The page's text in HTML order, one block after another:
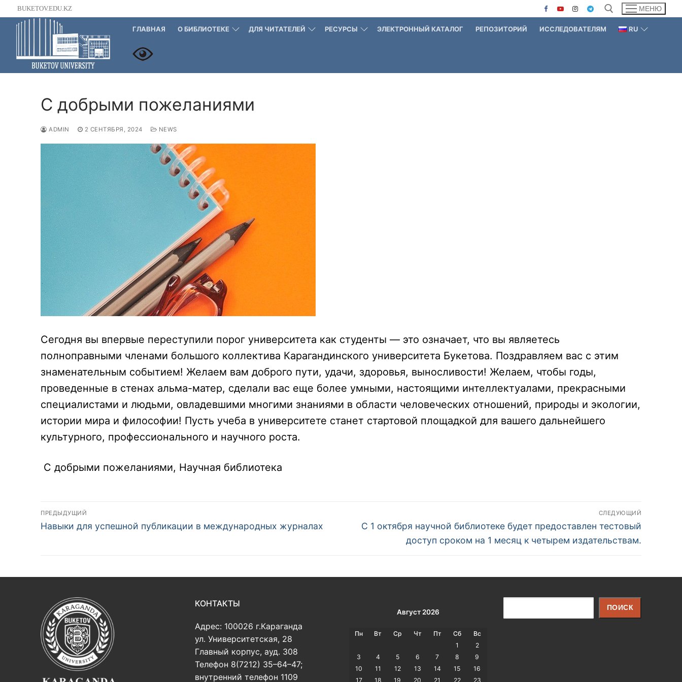
Перейти
к
содержимому
BUKETOV.EDU.KZ МЕНЮ
ГЛАВНАЯ О БИБЛИОТЕКЕ ДЛЯ ЧИТАТЕЛЕЙ РЕСУРСЫ ЭЛЕКТРОННЫЙ КАТАЛОГ РЕПОЗИТОРИЙ ИССЛЕДОВАТЕЛЯМ RU
С добрыми пожеланиями
ADMIN 2 СЕНТЯБРЯ, 2024 NEWS
Сегодня вы впервые переступили порог университета как студенты — это означает, что вы являетесь
полноправными членами большого коллектива Карагандинского университета Букетова. Поздравляем вас с этим
знаменательным событием! Желаем вам доброго пути, удачи, здоровья, выносливости! Желаем, чтобы годы,
проведенные в стенах альма-матер, сделали вас еще более умными, настоящими интеллектуалами, прекрасными
специалистами и людьми, овладевшими многими знаниями в области человеческих отношений, природы и экологии,
истории мира и философии! Пусть учеба в университете станет стартовой площадкой для вашего дальнейшего
культурного, профессионального и научного роста.
С добрыми пожеланиями, Научная библиотека
Навигация
по
ПРЕДЫДУЩИЙ
Предыдущая
Навыки для успешной публикации в международных журналах
СЛЕДУЮЩИЙ
Следующая
C 1 октября научной библиотеке будет предоставлен тестовый
доступ сроком на 1 месяц к четырем издательствам.
КОНТАКТЫ
Адрес: 100026 г.Караганда
ул. Университетская, 28
Главный корпус, ауд. 308
Телефон 8(7212) 35–64–47;
внутренний телефон 1109
Август 2026
Пн Вт Ср Чт Пт Сб
Вс
1
2
3
4 5 6 7 8
9
10
11 12 13 14 15
16
17
18 19 20 21 22 23
ПОИСК